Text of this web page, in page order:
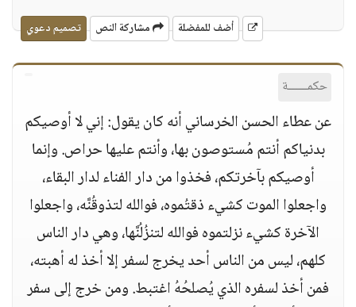
أضف للمفضلة مشاركة النص تصميم دعوي
حكمــــــة
عن عطاء الحسن الخرساني أنه كان يقول: إني لا أوصيكم
بدنياكم أنتم مُستوصون بها، وأنتم عليها حراص. وإنما
أوصيكم بآخرتكم، فخذوا من دار الفناء لدار البقاء،
واجعلوا الموت كشيء ذقتُموه، فوالله لتذوقُنَّه، واجعلوا
الآخرة كشيء نزلتموه فوالله لتنزُلُنَّها، وهي دار الناس
كلهم، ليس من الناس أحد يخرج لسفر إلا أخذ له أهبته،
فمن أخذ لسفره الذي يُصلحُهُ اغتبط. ومن خرج إلى سفر